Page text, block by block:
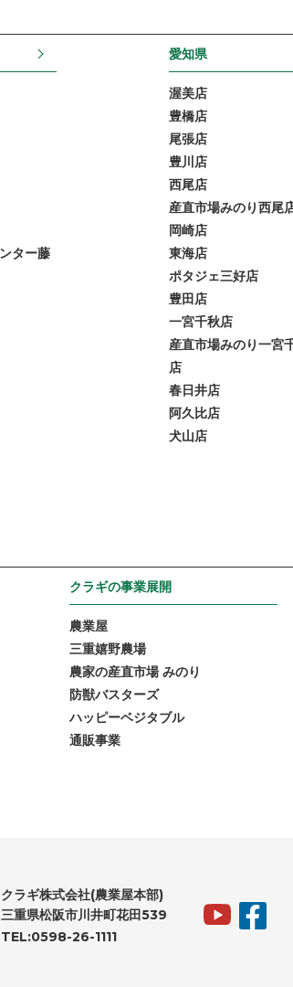
ター藤
愛知県
渥美店
豊橋店
尾張店
豊川店
西尾店
産直市場みのり西尾
岡崎店
東海店
ポタジェ三好店
豊田店
一宮千秋店
産直市場みのり一宮
店
春日井店
阿久比店
犬山店
クラギの事業展開
農業屋
三重嬉野農場
農家の産直市場 みのり
防獣バスターズ
ハッピーベジタブル
通販事業
クラギ株式会社(農業屋本部)
三重県松阪市川井町花田539
TEL:0598-26-1111